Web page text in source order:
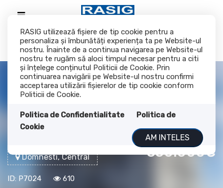
RASIG utilizează fişiere de tip cookie pentru a
personaliza și îmbunătăți experiența ta pe Website-ul
nostru. Înainte de a continua navigarea pe Website-ul
nostru te rugăm să aloci timpul necesar pentru a citi
și înțelege conținutul Politicii de Cookie. Prin
continuarea navigării pe Website-ul nostru confirmi
acceptarea utilizării fişierelor de tip cookie conform
Politicii de Cookie.
Politica de Confidentialitate
Politica de
Cookie
AM INTELES
Doua vile DUPLEX
Domnesti
Domnesti, Central 350.000€
ID: P7024 610